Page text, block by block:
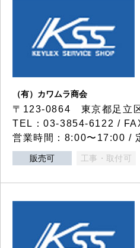
（有）カワムラ商会
〒123-0864 東京都足立
TEL：03-3854-6122 /
営業時間：8:00〜17:00 /
販売可 工事・取付可